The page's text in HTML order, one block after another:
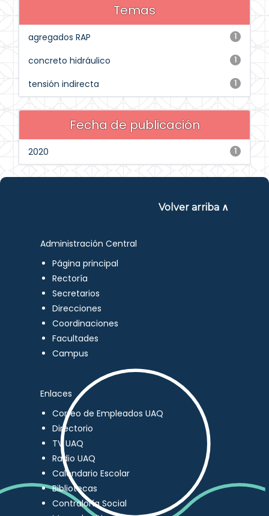
Temas
1
agregados RAP
1
concreto hidráulico
1
tensión indirecta
Fecha de publicación
1
2020
Volver arriba ∧
Administración Central
Página principal
Rectoría
Secretarios
Direcciones
Coordinaciones
Facultades
Campus
Enlaces
Correo de Empleados UAQ
Directorio
TV UAQ
Radio UAQ
Calendario Escolar
Bibliotecas
Contraloría Social